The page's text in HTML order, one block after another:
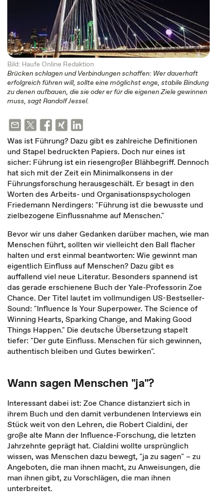
Bild: Haufe Online Redaktion
Brücken schlagen und Verbindungen schaffen: Wer dauerhaft
erfolgreich führen will, sollte eine möglichst enge, stabile Bindung
zu denen aufbauen, die sie oder er für die eigenen Ziele gewinnen
muss, sagt Randolf Jessel.
Was ist Führung? Dazu gibt es zahlreiche Definitionen
und Stapel bedruckten Papiers. Doch nur eines ist
sicher: Führung ist ein riesengroßer Blähbegriff. Dennoch
hat sich mit der Zeit ein Minimalkonsens in der
Führungsforschung herausgeschält. Er besagt in den
Worten des Arbeits- und Organisationspsychologen
Friedemann Nerdingers: "Führung ist die bewusste und
zielbezogene Einflussnahme auf Menschen."
Bevor wir uns daher Gedanken darüber machen, wie man
Menschen führt, sollten wir vielleicht den Ball flacher
halten und erst einmal beantworten: Wie gewinnt man
eigentlich Einfluss auf Menschen? Dazu gibt es
auffallend viel neue Literatur. Besonders spannend ist
das gerade erschienene Buch der Yale-Professorin Zoe
Chance. Der Titel lautet im vollmundigen US-Bestseller-
Sound: "Influence Is Your Superpower. The Science of
Winning Hearts, Sparking Change, and Making Good
Things Happen." Die deutsche Übersetzung stapelt
tiefer: "Der gute Einfluss. Menschen für sich gewinnen,
authentisch bleiben und Gutes bewirken".
Wann sagen Menschen "ja"?
Interessant dabei ist: Zoe Chance distanziert sich in
ihrem Buch und den damit verbundenen Interviews ein
Stück weit von den Lehren, die Robert Cialdini, der
große alte Mann der Influence-Forschung, die letzten
Jahrzehnte geprägt hat. Cialdini wollte ursprünglich
wissen, was Menschen dazu bewegt, "ja zu sagen" – zu
Angeboten, die man ihnen macht, zu Anweisungen, die
man ihnen gibt, zu Vorschlägen, die man ihnen
unterbreitet.